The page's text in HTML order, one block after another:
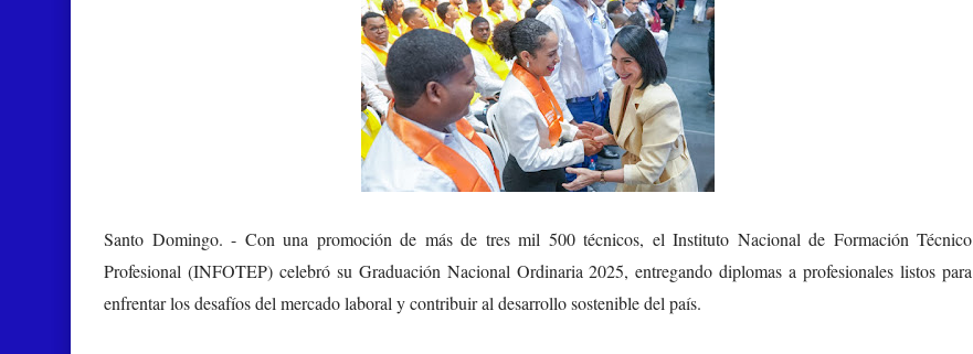
Santo Domingo. - Con una promoción de más de tres mil 500 técnicos, el Instituto Nacional de Formación Técnico
Profesional (INFOTEP) celebró su Graduación Nacional Ordinaria 2025, entregando diplomas a profesionales listos para
enfrentar los desafíos del mercado laboral y contribuir al desarrollo sostenible del país.